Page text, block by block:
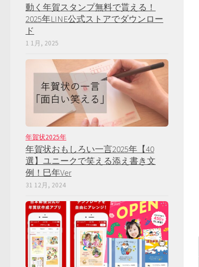
動く年賀スタンプ無料で貰える！
2025年LINE公式ストアでダウンロー
ド
1 1月, 2025
年賀状2025年
年賀状おもしろい一言2025年【40
選】ユニークで笑える添え書き文
例！巳年Ver
31 12月, 2024